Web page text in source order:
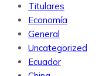
Titulares
Economía
General
Uncategorized
Ecuador